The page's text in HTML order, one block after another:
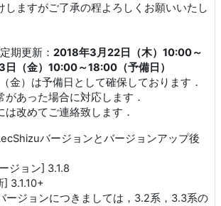
しますがご了承の程よろしくお願いいたし
期更新： 2018年3月22日（木）10:00～
（金）10:00～18:00（予備日）
金）は予備日として確保しております．
があった場合に対応します．
改めてご連絡致します．
バージョンとバージョンアップ後
ジョン] 3.1.8
] 3.1.10+
ージョンにつきましては，3.2系，3.3系の